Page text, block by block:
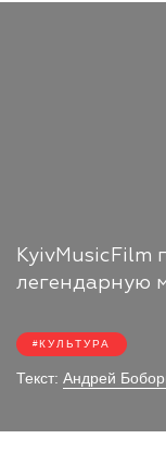
KyivMusicFilm
легендарную
КУЛЬТУРА
Текст: Андрей